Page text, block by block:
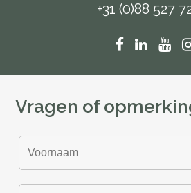
+31 (0)88 527
Vragen of